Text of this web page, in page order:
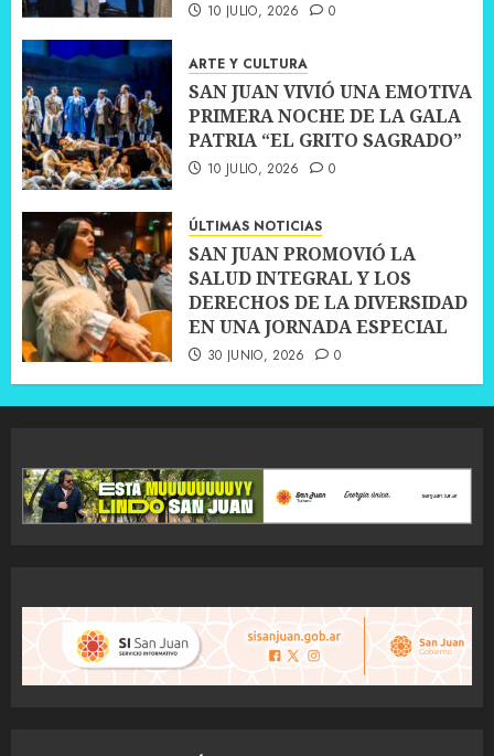
10 JULIO, 2026 0
ARTE Y CULTURA
SAN JUAN VIVIÓ UNA EMOTIVA
PRIMERA NOCHE DE LA GALA
PATRIA “EL GRITO SAGRADO”
10 JULIO, 2026 0
ÚLTIMAS NOTICIAS
SAN JUAN PROMOVIÓ LA
SALUD INTEGRAL Y LOS
DERECHOS DE LA DIVERSIDAD
EN UNA JORNADA ESPECIAL
30 JUNIO, 2026 0